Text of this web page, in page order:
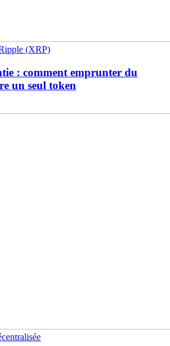
(XRP)
: comment emprunter du
un seul token